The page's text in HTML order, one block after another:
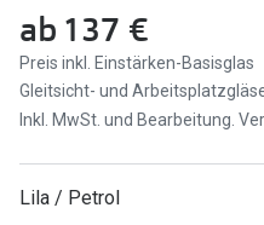
Prada
Seen
Miu Miu
alle Marken
ab 137 €
Preis inkl. Einstärken-Basisglas
Gleitsicht- und
Inkl. MwSt. und Bearbeitung.
Lila / Petrol